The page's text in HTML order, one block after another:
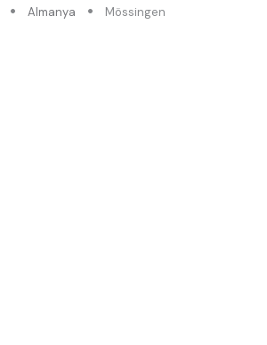
Almanya Mössingen